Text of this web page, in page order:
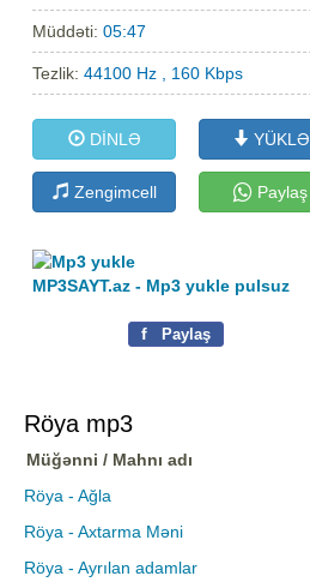
Müddəti:05:47
Tezlik:44100 Hz , 160 Kbps
DİNLƏ YÜKLƏ
Zengimcell Paylaş
MP3SAYT.az - Mp3 yukle pulsuz
f Paylaş
Röya mp3
Müğənni / Mahnı adı
Röya - Ağla
Röya - Axtarma Məni
Röya - Ayrılan adamlar